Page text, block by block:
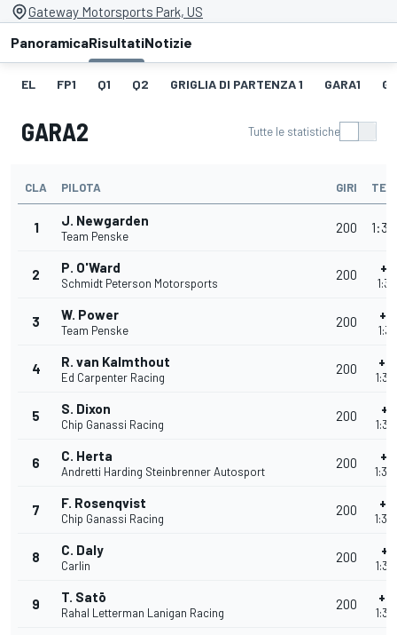
Gateway Motorsports Park, US
PanoramicaRisultatiNotizie
EL FP1 Q1 Q2 GRIGLIA DI PARTENZA 1 GARA1
GARA2 Tutte le statistiche
CLA PILOTA GIRI
1 J. Newgarden
Team Penske
200
2 P. O'Ward
Schmidt Peterson Motorsports
200
3 W. Power
Team Penske
200
4 R. van Kalmthout
Ed Carpenter Racing
200
5 S. Dixon
Chip Ganassi Racing
200
6 C. Herta
Andretti Harding Steinbrenner Autosport
200
7 F. Rosenqvist
Chip Ganassi Racing
200
8 C. Daly
Carlin
200
9 T. Satō
Rahal Letterman Lanigan Racing
200